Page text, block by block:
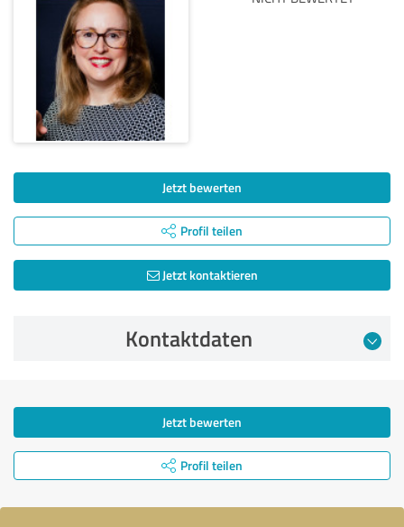
Jetzt bewerten
Profil teilen
Jetzt kontaktieren
Kontaktdaten
Jetzt bewerten
Profil teilen